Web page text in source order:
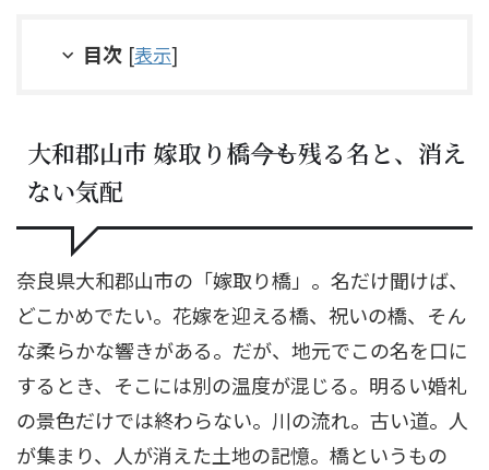
目次 [表示]
大和郡山市 嫁取り橋――今も残る名と、消え
ない気配
奈良県大和郡山市の「嫁取り橋」。名だけ聞けば、
どこかめでたい。花嫁を迎える橋、祝いの橋、そん
な柔らかな響きがある。だが、地元でこの名を口に
するとき、そこには別の温度が混じる。明るい婚礼
の景色だけでは終わらない。川の流れ。古い道。人
が集まり、人が消えた土地の記憶。橋というもの